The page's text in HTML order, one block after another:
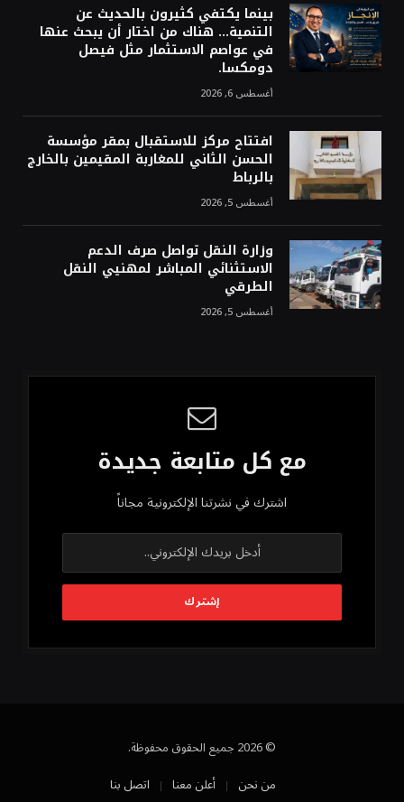
بينما يكتفي كثيرون بالحديث عن
التنمية… هناك من اختار أن يبحث عنها
في عواصم الاستثمار مثل فيصل
دومكسا.
أغسطس 6, 2026
افتتاح مركز للاستقبال بمقر مؤسسة
الحسن الثاني للمغاربة المقيمين بالخارج
بالرباط
أغسطس 5, 2026
وزارة النقل تواصل صرف الدعم
الاستثنائي المباشر لمهنيي النقل
الطرقي
أغسطس 5, 2026
مع كل متابعة جديدة
اشترك في نشرتنا الإلكترونية مجاناً
© 2026 جميع الحقوق محفوظة.
من نحن
أعلن معنا اتصل بنا